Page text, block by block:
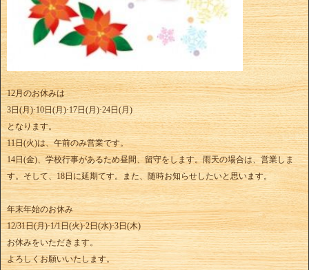
12月のお休みは
3日(月)·10日(月)·17日(月)·24日(月)
となります。
11日(火)は、午前のみ営業です。
14日(金)、学校行事があるため昼間、留守をします。雨天の場合は、営業しま
す。そして、18日に延期てす。また、随時お知らせしたいと思います。
年末年始のお休み
12/31日(月)·1/1日(火)·2日(水)·3日(木)
お休みをいただきます。
よろしくお願いいたします。